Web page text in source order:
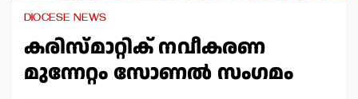
DIOCESE NEWS
കരിസ്മാറ്റിക് നവീകരണ
മുന്നേറ്റം സോണല്‍ സംഗമം